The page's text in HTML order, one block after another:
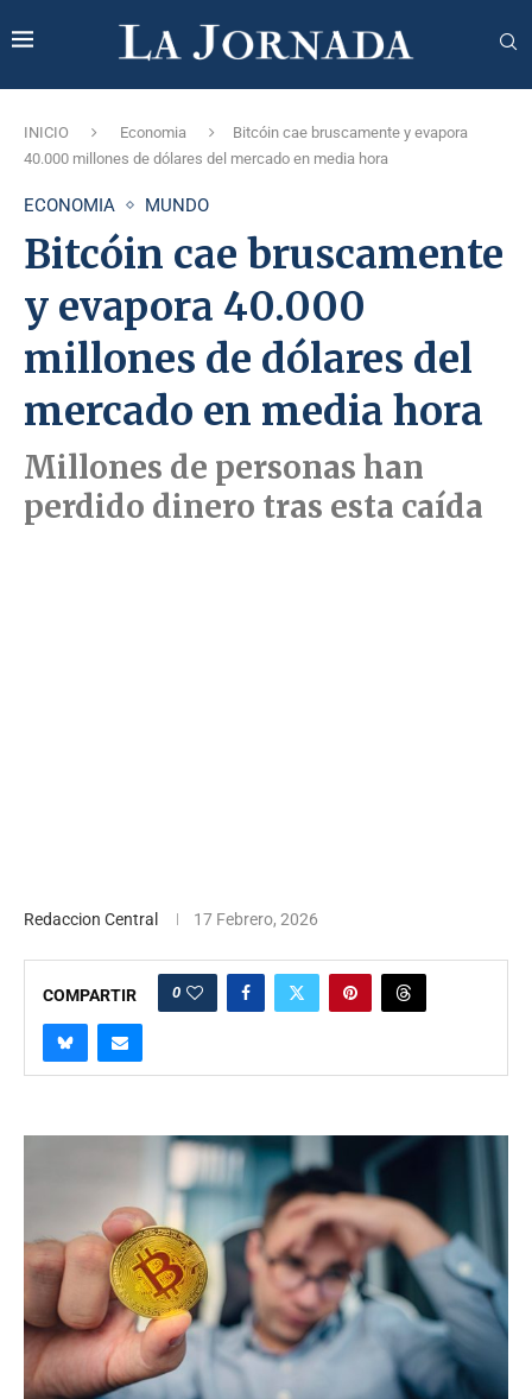
INICIO Economia
Bitcóin cae bruscamente y evapora
40.000 millones de dólares del mercado en media hora
ECONOMIA MUNDO
Bitcóin cae bruscamente
y evapora 40.000
millones de dólares del
mercado en media hora
Millones de personas han
perdido dinero tras esta caída
Redaccion Central 17 Febrero, 2026
COMPARTIR 0